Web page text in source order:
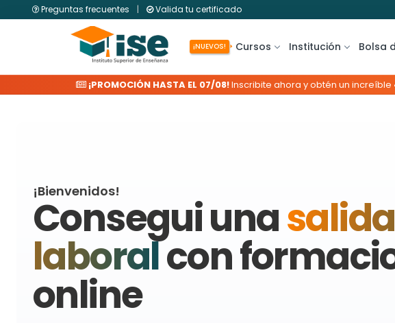
Preguntas frecuentes | Valida tu certificado
¡NUEVOS! Cursos Institución Bolsa
¡PROMOCIÓN HASTA EL 07/08!Inscribite ahora y obtén un increíble
¡Bienvenidos!
Consegui unasalida
laboralcon
online